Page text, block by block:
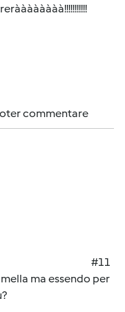
commentare
#11
ma essendo per